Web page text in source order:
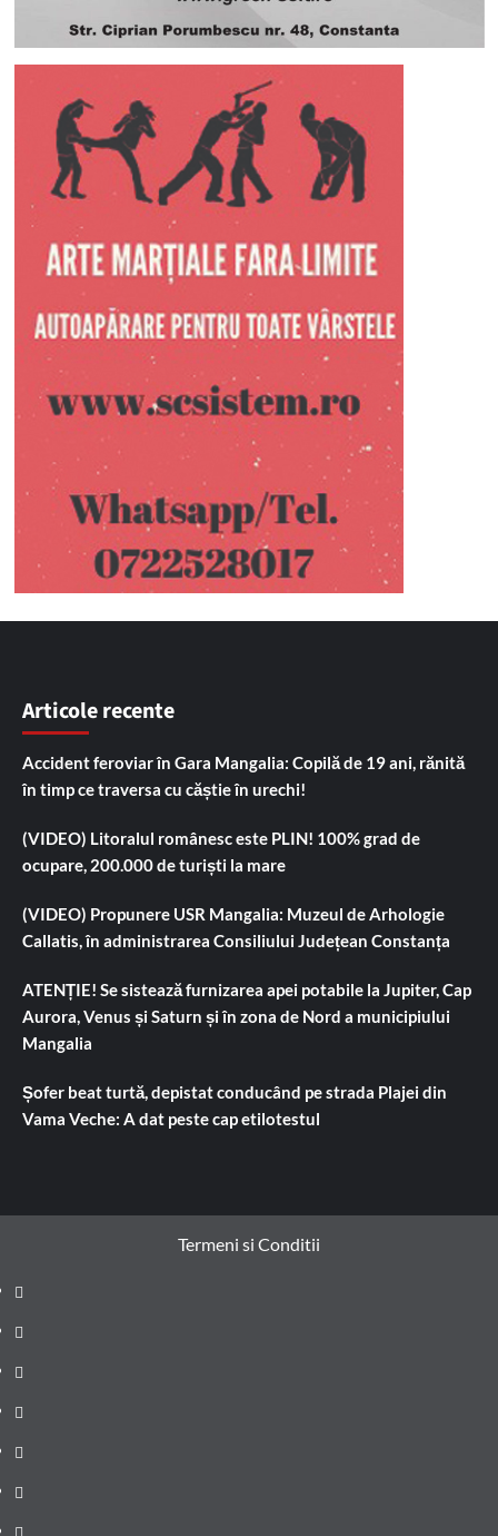
Articole recente
Accident feroviar în Gara Mangalia: Copilă de 19 ani, rănită
în timp ce traversa cu căștie în urechi!
(VIDEO) Litoralul românesc este PLIN! 100% grad de
ocupare, 200.000 de turiști la mare
(VIDEO) Propunere USR Mangalia: Muzeul de Arhologie
Callatis, în administrarea Consiliului Județean Constanța
ATENȚIE! Se sistează furnizarea apei potabile la Jupiter, Cap
Aurora, Venus și Saturn și în zona de Nord a municipiului
Mangalia
Șofer beat turtă, depistat conducând pe strada Plajei din
Vama Veche: A dat peste cap etilotestul
Termeni si Conditii
Prima
pagină
Știri
de
ultima
Administrație
locală
Actualitate
Justiție
Cultura
Sănătate